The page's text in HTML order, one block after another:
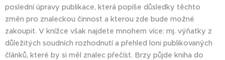
poslední úpravy publikace, která popíše důsledky těchto
změn pro znaleckou činnost a kterou zde bude možné
zakoupit. V knížce však najdete mnohem více: mj. výňatky z
důležitých soudních rozhodnutí a přehled loni publikovaných
článků, které by si měl znalec přečíst. Brzy půjde kniha do